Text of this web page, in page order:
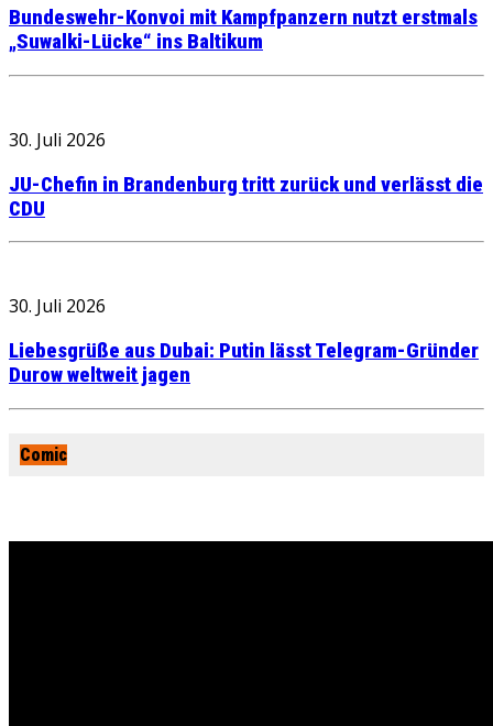
Bundeswehr-Konvoi mit Kampfpanzern nutzt erstmals
„Suwalki-Lücke“ ins Baltikum
30. Juli 2026
JU-Chefin in Brandenburg tritt zurück und verlässt die
CDU
30. Juli 2026
Liebesgrüße aus Dubai: Putin lässt Telegram-Gründer
Durow weltweit jagen
Comic